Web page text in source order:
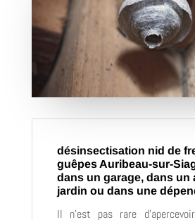
désinsectisation nid de
guêpes Auribeau-sur-
dans un garage, dans un
jardin ou dans une
Il n’est pas rare